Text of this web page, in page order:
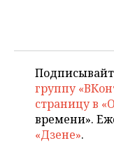
группу
страницу в
времени».
«Дзене».